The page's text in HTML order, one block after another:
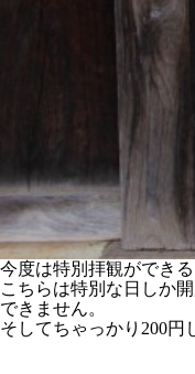
今度は特別拝観ができ
こちらは特別な日しか
できません。
そしてちゃっかり200円